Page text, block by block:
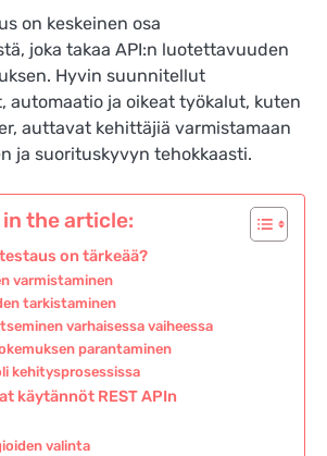
on keskeinen osa
joka takaa API:n luotettavuuden
Hyvin suunnitellut
automaatio ja oikeat työkalut, kuten
auttavat kehittäjiä varmistamaan
ja suorituskyvyn tehokkaasti.
the article:
on tärkeää?
varmistaminen
tarkistaminen
varhaisessa vaiheessa
parantaminen
kehitysprosessissa
käytännöt REST APIn
valinta